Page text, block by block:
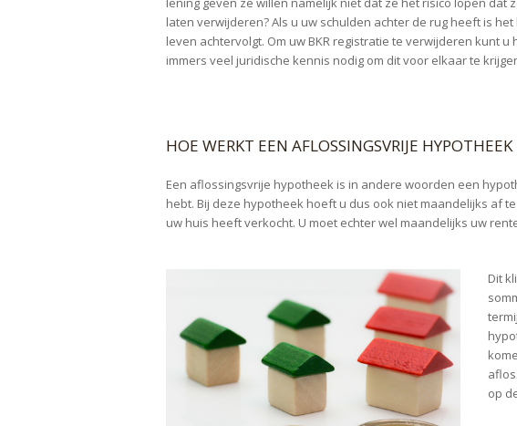
laten verwijderen? Als u uw schulden achter de rug heeft is
leven achtervolgt. Om uw BKR registratie te verwijderen kunt
immers veel juridische kennis nodig om dit voor elkaar te
HOE WERKT EEN AFLOSSINGSVRIJE HYPOTHEEK
Een aflossingsvrije hypotheek is in andere woorden een
hebt. Bij deze hypotheek hoeft u dus ook niet maandelijks af
uw huis heeft verkocht. U moet echter wel maandelijks uw
Dit
op